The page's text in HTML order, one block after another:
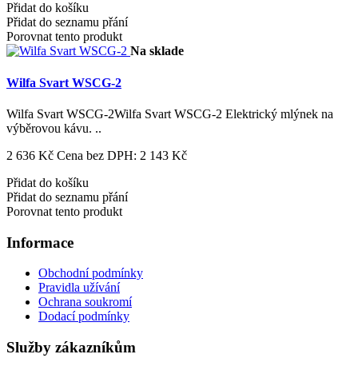
Přidat do košíku
Přidat do seznamu přání
Porovnat tento produkt
Na sklade
Wilfa Svart WSCG-2
Wilfa Svart WSCG-2Wilfa Svart WSCG-2 Elektrický mlýnek na
výběrovou kávu. ..
2 636 Kč Cena bez DPH: 2 143 Kč
Přidat do košíku
Přidat do seznamu přání
Porovnat tento produkt
Informace
Obchodní podmínky
Pravidla užívání
Ochrana soukromí
Dodací podmínky
Služby zákazníkům